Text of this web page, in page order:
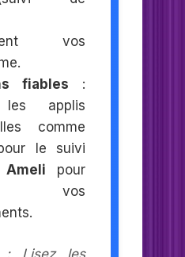
vos
fiables :
les applis
comme
le suivi
Ameli pour
vos